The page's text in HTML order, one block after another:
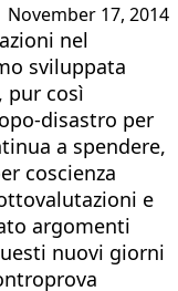
November 17, 2014
nel
sviluppata
pur così
disastro per
a spendere,
coscienza
e
argomenti
nuovi giorni